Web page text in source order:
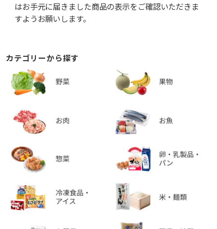
はお手元に届きました商品の表示をご確認いただきま
すようお願いします。
カテゴリーから探す